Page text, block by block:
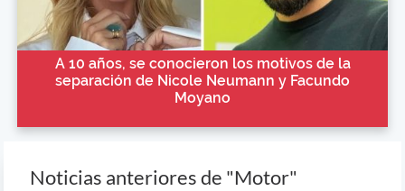
A 10 años, se conocieron los motivos de la
separación de Nicole Neumann y Facundo
Moyano
Noticias anteriores de "Motor"